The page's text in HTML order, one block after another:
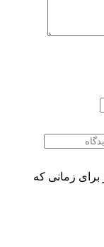
برای زمانی که